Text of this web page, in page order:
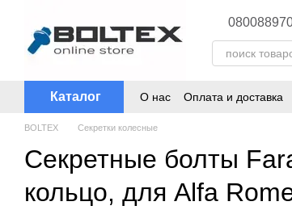
Каталог О нас Оплата и доставка
BOLTEX Секретки колесные
Секретные болты
кольцо, для Alfa